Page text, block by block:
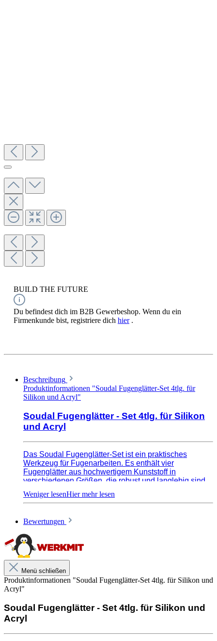
BUILD THE FUTURE
Du befindest dich im B2B Gewerbeshop. Wenn du ein
Firmenkunde bist, registriere dich hier.
Beschreibung
Produktinformationen "Soudal Fugenglätter-Set 4tlg. für
Silikon und Acryl"
Soudal Fugenglätter - Set 4tlg. für Silikon
und Acryl
Das Soudal Fugenglätter-Set ist ein praktisches
Werkzeug für Fugenarbeiten. Es enthält vier
Fugenglätter aus hochwertigem Kunststoff in
verschiedenen Größen, die robust und langlebig sind
behalten. Die ergonomische Form der Glätter bietet
Soudal Fugenglätter-Set kannst du professionelle
Ergebnisse erzielen.
Bewertungen
Menü schließen
Produktinformationen "Soudal Fugenglätter-Set 4tlg. für Silikon und
Acryl"
Soudal Fugenglätter - Set 4tlg. für Silikon und
Acryl